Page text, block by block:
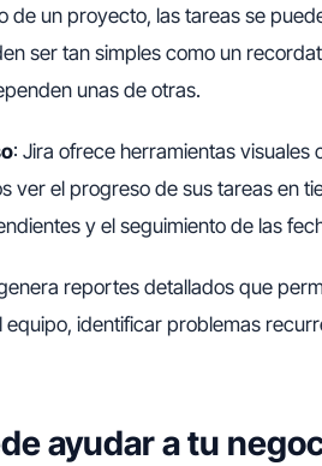
de un proyecto, las tareas se
ser tan simples como un
unas de otras.
: Jira ofrece herramientas visuales
ver el progreso de sus tareas en
y el seguimiento de las
reportes detallados que
equipo, identificar problemas
ayudar a tu